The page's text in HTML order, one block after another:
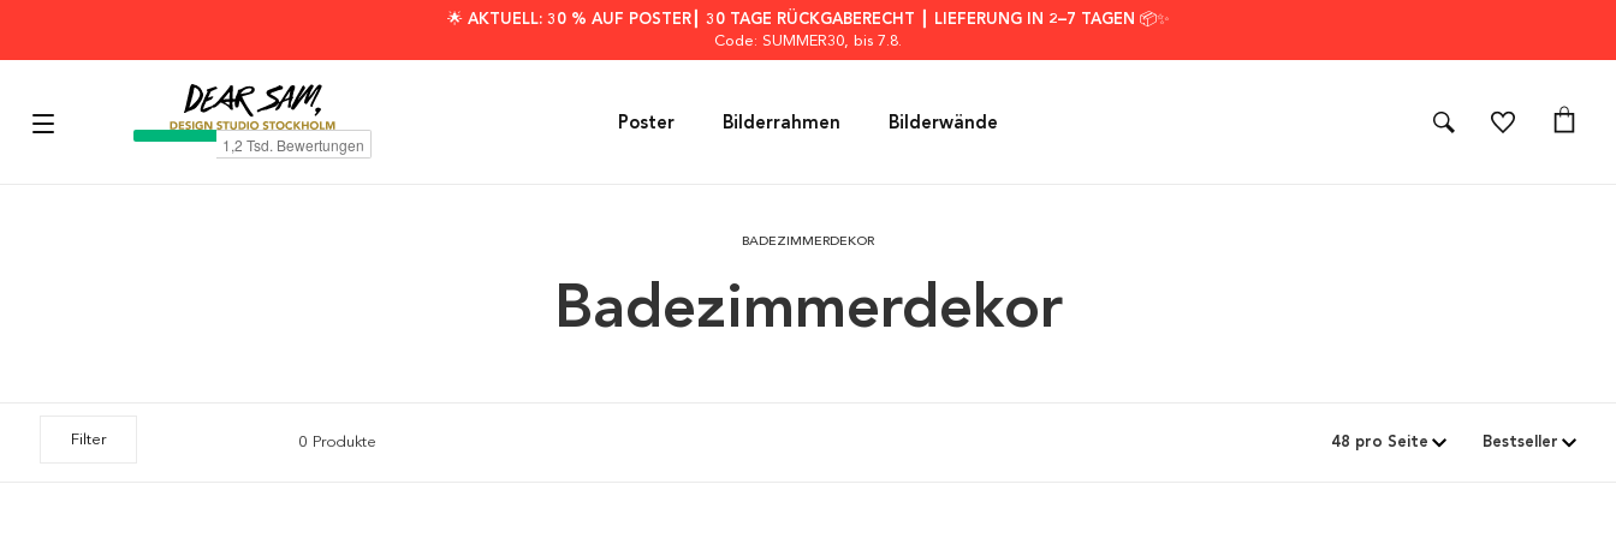
🌟 AKTUELL: 30 % AUF POSTER┃ 30 TAGE RÜCKGABERECHT ┃ LIEFERUNG IN 2–7 TAGEN 📦✨
Code: SUMMER30, bis 7.8.
Poster Bilderrahmen Bilderwände
BADEZIMMERDEKOR
Badezimmerdekor
Filter 0 Produkte